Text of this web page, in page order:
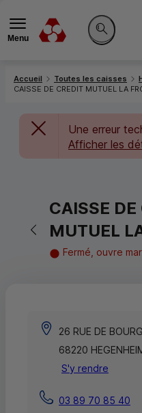
Menu
Accueil Toutes les caisses
CAISSE DE CREDIT MUTUEL LA
Une erreur
Afficher les
Retour vers la page
CAISSE DE
MUTUEL
Fermé, ouvre
26 RUE DE
68220
S'y rendre
03 89 70 85 40